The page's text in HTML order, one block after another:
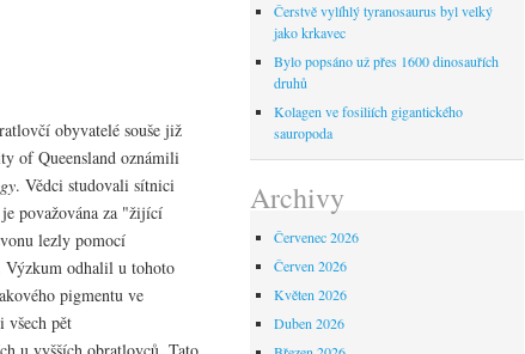
obyvatelé souše již
of Queensland oznámili
. Vědci studovali sítnici
považována za "žijící
lezly pomocí
Výzkum odhalil u tohoto
pigmentu ve
všech pět
u vyšších obratlovců. Tato
Čerstvě vylíhlý tyranosaurus byl velký
jako krkavec
Bylo popsáno už přes 1600 dinosauřích
druhů
Kolagen ve fosiliích gigantického
sauropoda
Archivy
Červenec 2026
Červen 2026
Květen 2026
Duben 2026